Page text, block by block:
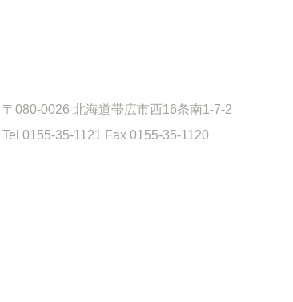
〒080-0026 北海道帯広市西16条南1-7-2
Tel 0155-35-1121 Fax 0155-35-1120